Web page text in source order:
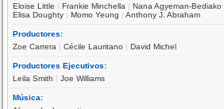
Eloise Little |Frankie Minchella |Nana Agyeman-Bediako
Elisa Doughty |Momo Yeung |Anthony J. Abraham
Productores:
Zoe Carrera |Cécile Lauritano |David Michel
Productores Ejecutivos:
Leila Smith |Joe Williams
Música: